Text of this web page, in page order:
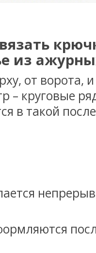
из
от ворота,
– круговые
в такой